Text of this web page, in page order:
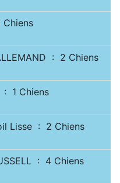
Chiens
: 2 Chiens
: 1 Chiens
Lisse : 2 Chiens
: 4 Chiens